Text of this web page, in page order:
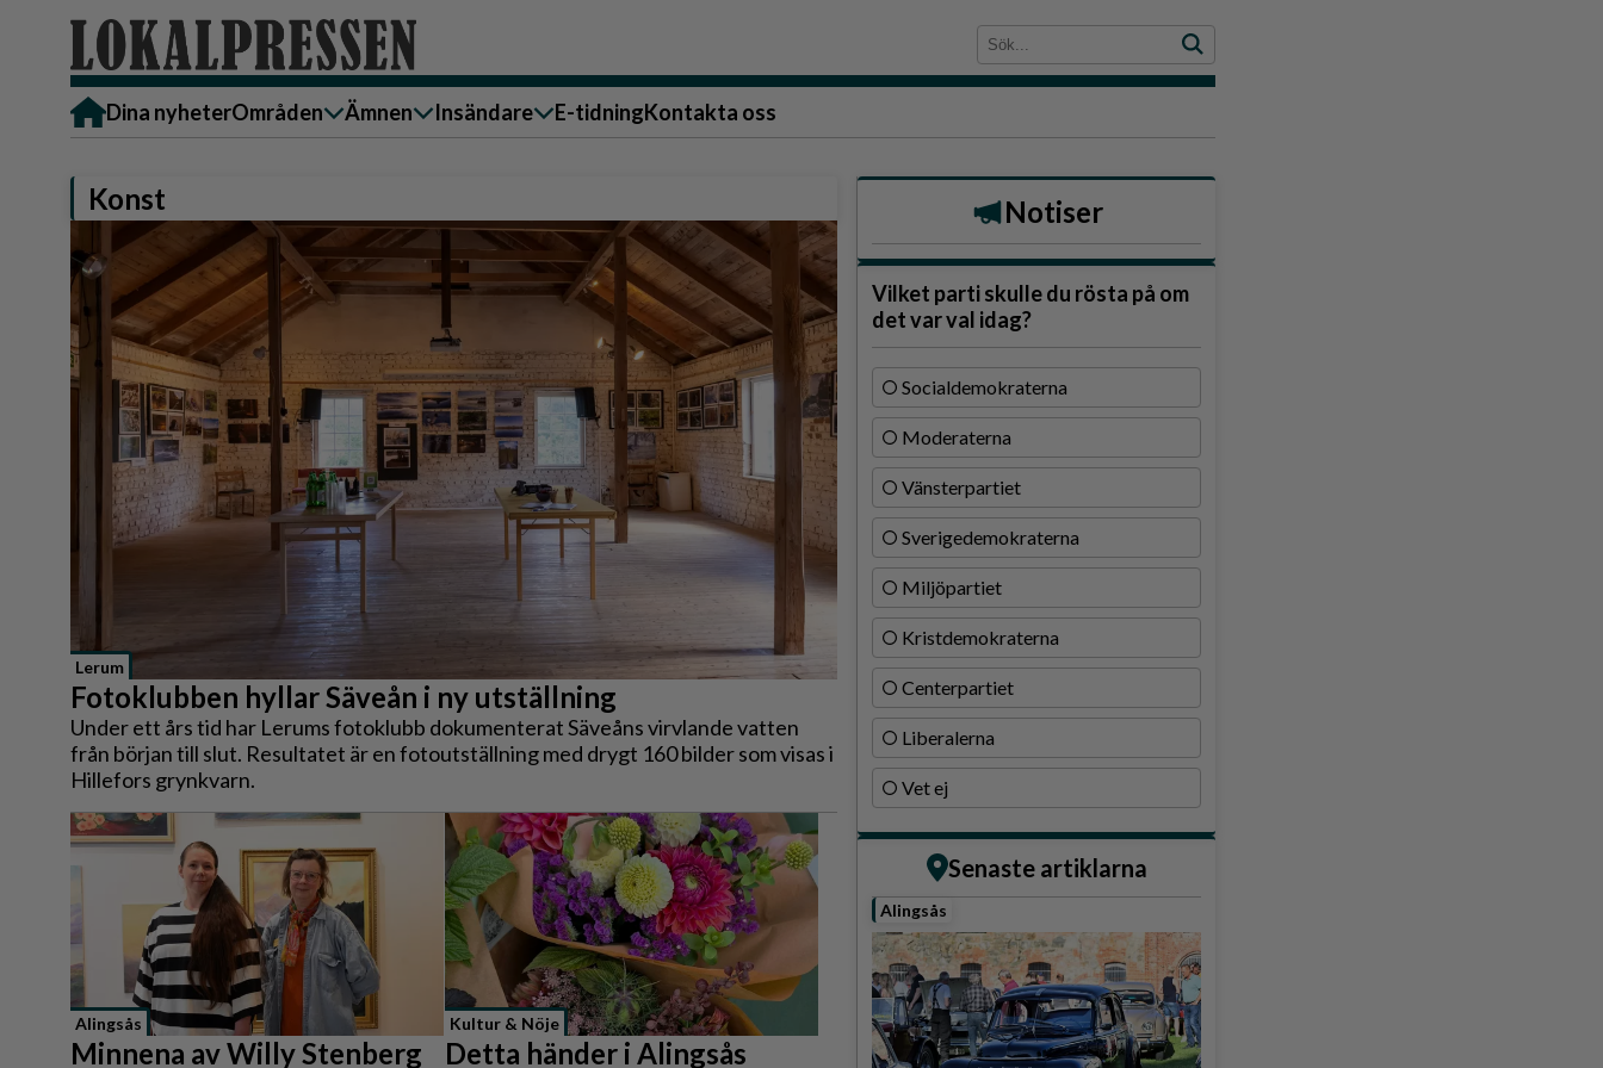
Dina nyheterOmråden
Lerum
Partille
Göteborg
Backa/Kärra
Hisingen
Sydväst
Ämnen
Krönika
Kultur & Nöje
Nyheter
Näringsliv
Omsorg
Politik
Sport
Insändare
Härryda
Lerum
Partille
Göteborg
Backa/Kärra
Hisingen
Sydväst
E-tidningKontakta oss
Konst
Lerum
Fotoklubben hyllar Säveån i ny utställning
Under ett års tid har Lerums fotoklubb dokumenterat Säveåns virvlande vatten
från början till slut. Resultatet är en fotoutställning med drygt 160 bilder som visas i
Hillefors grynkvarn.
Alingsås
Minnena av Willy Stenberg
Kultur & Nöje
Detta händer i Alingsås
Notiser
Vilket parti skulle du rösta på om
det var val idag?
Socialdemokraterna
Moderaterna
Vänsterpartiet
Sverigedemokraterna
Miljöpartiet
Kristdemokraterna
Centerpartiet
Liberalerna
Vet ej
Senaste artiklarna
Alingsås